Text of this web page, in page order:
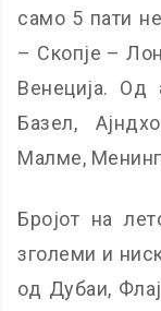
само 5 пати
– Скопје –
Венеција.
Базел,
Малме,
Бројот на
зголеми и
од Дубаи,